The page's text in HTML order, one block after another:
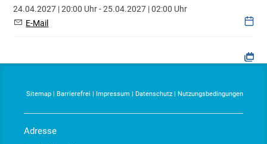
24.04.2027 | 20:00 Uhr - 25.04.2027 | 02:00 Uhr
E-Mail
Sitemap | Barrierefrei | Impressum | Datenschutz| Nutzungsbedingungen
Adresse